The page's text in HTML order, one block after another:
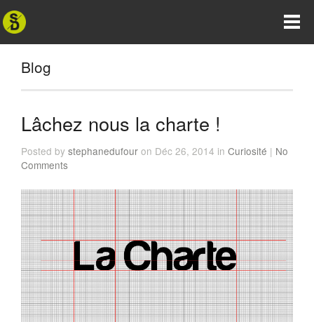
Blog
Lâchez nous la charte !
Posted by stephanedufour on Déc 26, 2014 in Curiosité | No
Comments